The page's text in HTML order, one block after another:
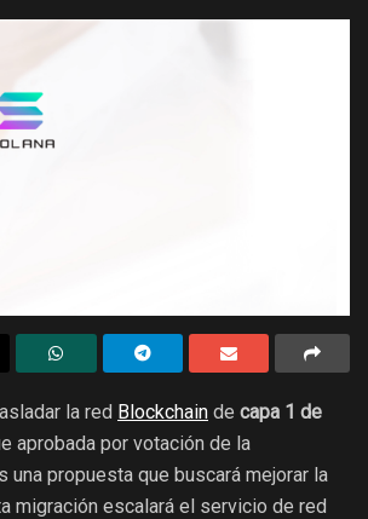
la red Blockchain de capa 1 de
aprobada por votación de la
una propuesta que buscará mejorar la
migración escalará el servicio de red